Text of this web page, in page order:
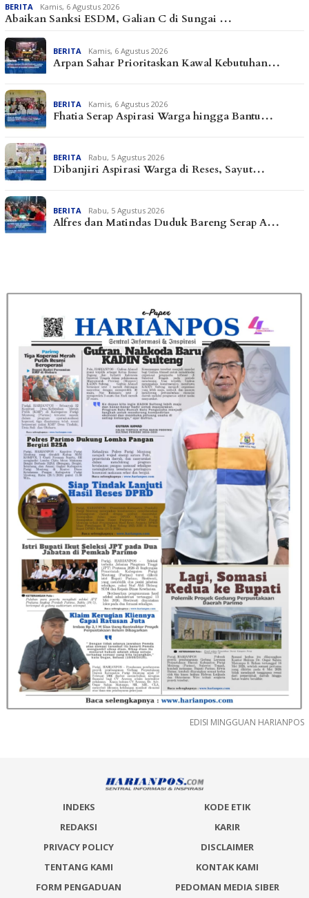
BERITA Kamis, 6 Agustus 2026
Abaikan Sanksi ESDM, Galian C di Sungai …
BERITA Kamis, 6 Agustus 2026
Arpan Sahar Prioritaskan Kawal Kebutuhan…
BERITA Kamis, 6 Agustus 2026
Fhatia Serap Aspirasi Warga hingga Bantu…
BERITA Rabu, 5 Agustus 2026
Dibanjiri Aspirasi Warga di Reses, Sayut…
BERITA Rabu, 5 Agustus 2026
Alfres dan Matindas Duduk Bareng Serap A…
EDISI MINGGUAN HARIANPOS
INDEKS
KODE ETIK
REDAKSI
KARIR
PRIVACY POLICY
DISCLAIMER
TENTANG KAMI
KONTAK KAMI
FORM PENGADUAN
PEDOMAN MEDIA SIBER